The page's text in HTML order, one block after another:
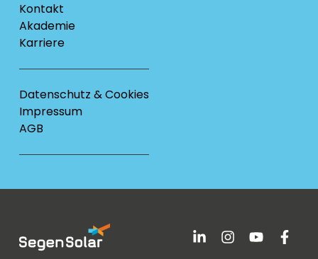
Kontakt
Akademie
Karriere
Datenschutz & Cookies
Impressum
AGB